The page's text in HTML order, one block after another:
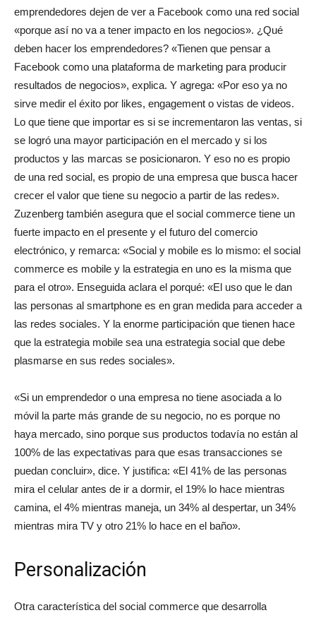
emprendedores dejen de ver a Facebook como una red social
«porque así no va a tener impacto en los negocios». ¿Qué
deben hacer los emprendedores? «Tienen que pensar a
Facebook como una plataforma de marketing para producir
resultados de negocios», explica. Y agrega: «Por eso ya no
sirve medir el éxito por likes, engagement o vistas de videos.
Lo que tiene que importar es si se incrementaron las ventas, si
se logró una mayor participación en el mercado y si los
productos y las marcas se posicionaron. Y eso no es propio
de una red social, es propio de una empresa que busca hacer
crecer el valor que tiene su negocio a partir de las redes».
Zuzenberg también asegura que el social commerce tiene un
fuerte impacto en el presente y el futuro del comercio
electrónico, y remarca: «Social y mobile es lo mismo: el social
commerce es mobile y la estrategia en uno es la misma que
para el otro». Enseguida aclara el porqué: «El uso que le dan
las personas al smartphone es en gran medida para acceder a
las redes sociales. Y la enorme participación que tienen hace
que la estrategia mobile sea una estrategia social que debe
plasmarse en sus redes sociales».
«Si un emprendedor o una empresa no tiene asociada a lo
móvil la parte más grande de su negocio, no es porque no
haya mercado, sino porque sus productos todavía no están al
100% de las expectativas para que esas transacciones se
puedan concluir», dice. Y justifica: «El 41% de las personas
mira el celular antes de ir a dormir, el 19% lo hace mientras
camina, el 4% mientras maneja, un 34% al despertar, un 34%
mientras mira TV y otro 21% lo hace en el baño».
Personalización
Otra característica del social commerce que desarrolla